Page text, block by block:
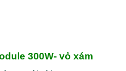
300W- vỏ xám